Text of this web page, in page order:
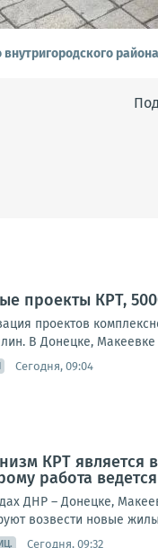
проекты КРТ,
проектов
В Донецке,
Сегодня, 09:04
КРТ является
работа
ДНР – Донецке,
возвести новые
Сегодня, 09:32